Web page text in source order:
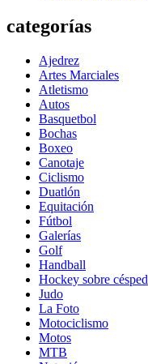
categorías
Ajedrez
Artes Marciales
Atletismo
Autos
Basquetbol
Bochas
Boxeo
Canotaje
Ciclismo
Duatlón
Equitación
Fútbol
Galerías
Golf
Handball
Hockey sobre césped
Judo
La Foto
Motociclismo
Motos
MTB